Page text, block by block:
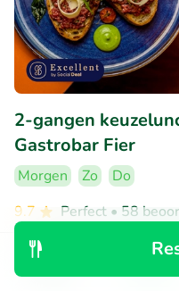
2-gangen
Gastrobar Fier
Morgen Zo
Do
9.7
Perfect • 58
Restaurant &